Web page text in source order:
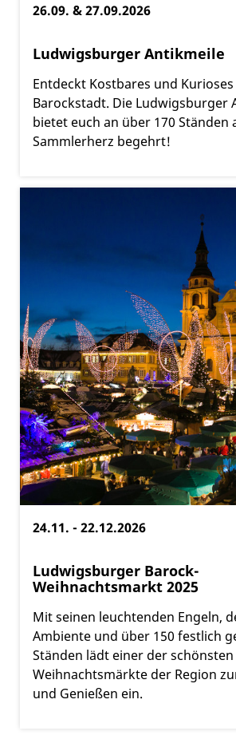
26.09. & 27.09.2026
Ludwigsburger Antikmeile
Entdeckt Kostbares und
Barockstadt. Die Ludwigsburger
bietet euch an über 170 Ständen
Sammlerherz begehrt!
24.11. - 22.12.2026
Ludwigsburger Barock-
Weihnachtsmarkt 2025
Mit seinen leuchtenden Engeln,
Ambiente und über 150 festlich
Ständen lädt einer der schönsten
Weihnachtsmärkte der Region
und Genießen ein.